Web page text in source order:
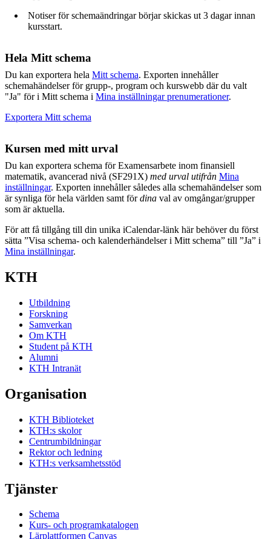
Notiser för schemaändringar börjar skickas ut 3 dagar innan
kursstart.
Hela Mitt schema
Du kan exportera hela Mitt schema. Exporten innehåller
schemahändelser för grupp-, program och kurswebb där du valt
"Ja" för i Mitt schema i Mina inställningar prenumerationer.
Exportera Mitt schema
Kursen med mitt urval
Du kan exportera schema för Examensarbete inom finansiell
matematik, avancerad nivå (SF291X) med urval utifrån Mina
inställningar. Exporten innehåller således alla schemahändelser som
är synliga för hela världen samt fördina val av omgångar/grupper
som är aktuella.
För att få tillgång till din unika iCalendar-länk här behöver du först
sätta ”Visa schema- och kalenderhändelser i Mitt schema” till ”Ja” i
Mina inställningar.
KTH
Utbildning
Forskning
Samverkan
Om KTH
Student på KTH
Alumni
KTH Intranät
Organisation
KTH Biblioteket
KTH:s skolor
Centrumbildningar
Rektor och ledning
KTH:s verksamhetsstöd
Tjänster
Schema
Kurs- och programkatalogen
Lärplattformen Canvas